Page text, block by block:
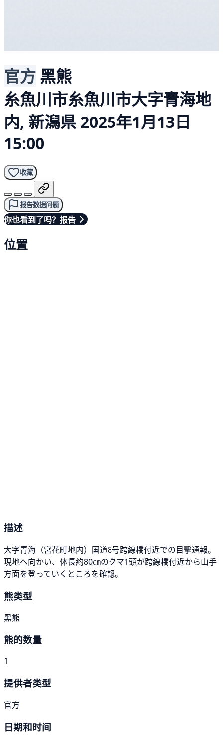
官方 黑熊
糸魚川市糸魚川市大字青海地
内, 新潟県 2025年1月13日
15:00
收藏
报告数据问题
你也看到了吗？报告
位置
描述
大字青海（宮花町地内）国道8号跨線橋付近での目撃通報。
現地へ向かい、体長約80㎝のクマ1頭が跨線橋付近から山手
方面を登っていくところを確認。
熊类型
黑熊
熊的数量
1
提供者类型
官方
日期和时间